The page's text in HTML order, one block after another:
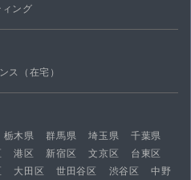
ング
ス（在宅）
栃木県 群馬県 埼玉県
千葉県
港区 新宿区 文京区
台東区
大田区 世田谷区 渋谷区
中野